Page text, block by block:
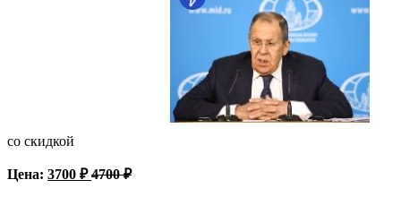
со скидкой
Цена: 3700 ₽ 4700₽